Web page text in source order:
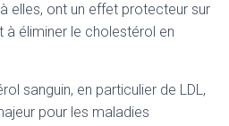
elles, ont un effet protecteur sur
à éliminer le cholestérol en
sanguin, en particulier de LDL,
pour les maladies